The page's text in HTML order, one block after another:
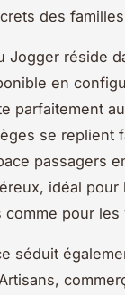
des
Jogger réside
en
parfaitement
se replient
passagers
idéal pour
comme pour les
séduit